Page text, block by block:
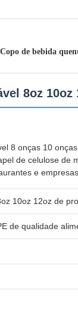
Copo de bebida
8oz
8 onças 10
de celulose de
e
10oz 12oz de
de qualidade